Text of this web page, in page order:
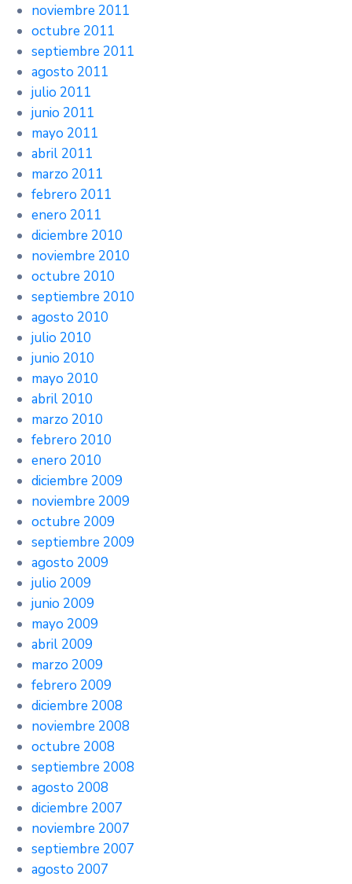
noviembre 2011
octubre 2011
septiembre 2011
agosto 2011
julio 2011
junio 2011
mayo 2011
abril 2011
marzo 2011
febrero 2011
enero 2011
diciembre 2010
noviembre 2010
octubre 2010
septiembre 2010
agosto 2010
julio 2010
junio 2010
mayo 2010
abril 2010
marzo 2010
febrero 2010
enero 2010
diciembre 2009
noviembre 2009
octubre 2009
septiembre 2009
agosto 2009
julio 2009
junio 2009
mayo 2009
abril 2009
marzo 2009
febrero 2009
diciembre 2008
noviembre 2008
octubre 2008
septiembre 2008
agosto 2008
diciembre 2007
noviembre 2007
septiembre 2007
agosto 2007